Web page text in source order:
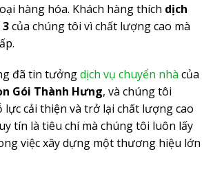
hàng hóa. Khách hàng thích dịch
của chúng tôi vì chất lượng cao mà
đã tin tưởngdịch vụ chuyển nhà của
Gói Thành Hưng, và chúng tôi
cải thiện và trở lại chất lượng cao
tín là tiêu chí mà chúng tôi luôn lấy
việc xây dựng một thương hiệu lớn